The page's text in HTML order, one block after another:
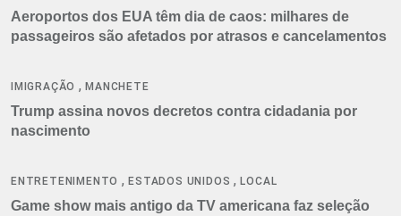
Aeroportos dos EUA têm dia de caos: milhares de
passageiros são afetados por atrasos e cancelamentos
IMIGRAÇÃO ,MANCHETE
Trump assina novos decretos contra cidadania por
nascimento
ENTRETENIMENTO ,ESTADOS UNIDOS ,LOCAL
Game show mais antigo da TV americana faz seleção